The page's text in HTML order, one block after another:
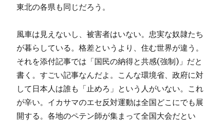
東北の各県も同じだろう。
風車は見えないし、被害者はいない。忠実な奴隷たち
が暮らしている。格差というより、住む世界が違う。
それを添付記事では「国民の納得と共感(強制)」だと
書く。すごい記事なんだよ。こんな環境省、政府に対
して日本人は誰も「止めろ」という人がいない。これ
が辛い。イカサマのエセ反対運動は全国どこにでも展
開する。各地のペテン師が集まって全国大会だとい